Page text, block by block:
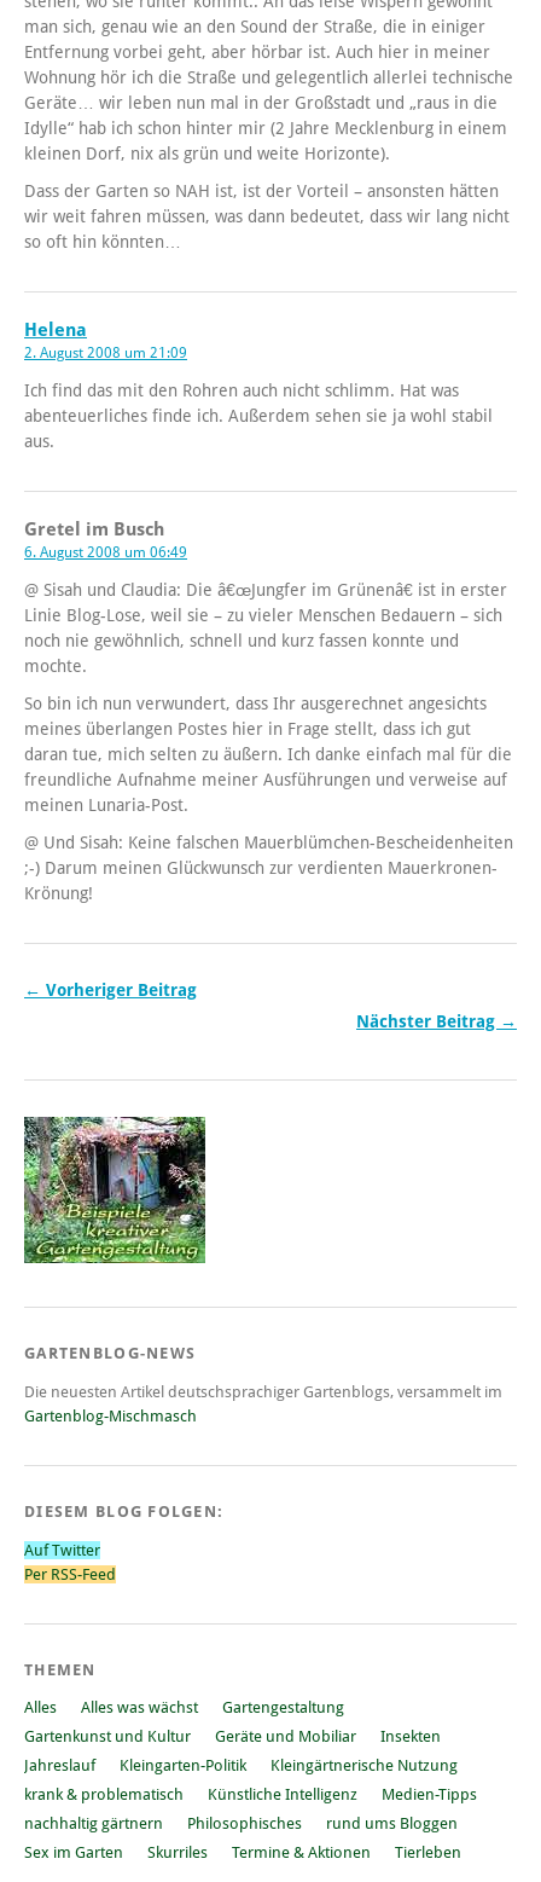
man sich, genau wie an den Sound der Straße, die in einiger
Entfernung vorbei geht, aber hörbar ist. Auch hier in meiner
Wohnung hör ich die Straße und gelegentlich allerlei technische
Geräte… wir leben nun mal in der Großstadt und „raus in die
Idylle“ hab ich schon hinter mir (2 Jahre Mecklenburg in einem
kleinen Dorf, nix als grün und weite Horizonte).
Dass der Garten so NAH ist, ist der Vorteil – ansonsten hätten
wir weit fahren müssen, was dann bedeutet, dass wir lang nicht
so oft hin könnten…
Helena
2. August 2008 um 21:09
Ich find das mit den Rohren auch nicht schlimm. Hat was
abenteuerliches finde ich. Außerdem sehen sie ja wohl stabil
aus.
Gretel im Busch
6. August 2008 um 06:49
@ Sisah und Claudia: Die â€œJungfer im Grünenâ€ ist in erster
Linie Blog-Lose, weil sie – zu vieler Menschen Bedauern – sich
noch nie gewöhnlich, schnell und kurz fassen konnte und
mochte.
So bin ich nun verwundert, dass Ihr ausgerechnet angesichts
meines überlangen Postes hier in Frage stellt, dass ich gut
daran tue, mich selten zu äußern. Ich danke einfach mal für die
freundliche Aufnahme meiner Ausführungen und verweise auf
meinen Lunaria-Post.
@ Und Sisah: Keine falschen Mauerblümchen-Bescheidenheiten
;-) Darum meinen Glückwunsch zur verdienten Mauerkronen-
Krönung!
← Vorheriger Beitrag
Nächster Beitrag →
GARTENBLOG-NEWS
Die neuesten Artikel deutschsprachiger Gartenblogs, versammelt im
Gartenblog-Mischmasch
DIESEM BLOG FOLGEN:
Auf Twitter
Per RSS-Feed
THEMEN
Alles Alles was wächst
Gartengestaltung
Gartenkunst und Kultur
Geräte und Mobiliar
Insekten
Jahreslauf
Kleingarten-Politik
Kleingärtnerische Nutzung
krank & problematisch
Künstliche Intelligenz
Medien-Tipps
nachhaltig gärtnern
Philosophisches
rund ums Bloggen
Sex im Garten
Skurriles Termine & Aktionen Tierleben